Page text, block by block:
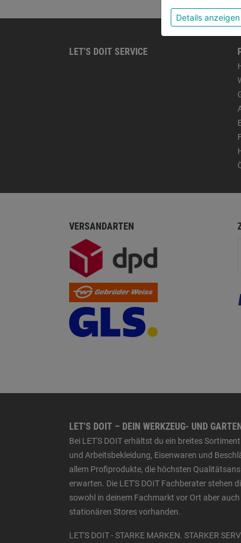
LET'S DOIT SERVICE
VERSANDARTEN
LET'S DOIT – DEIN WERKZEUG- UND
Bei LET'S DOIT erhältst du ein breites
und Arbeitsbekleidung, Eisenwaren und
allem Profiprodukte, die höchsten
erwarten. Die LET'S DOIT Fachberater stehen
sowohl in deinem Fachmarkt vor Ort aber
stationären Stores vorhanden.
LET'S DOIT - STARKE MARKEN. STARKER
Details anzeigen